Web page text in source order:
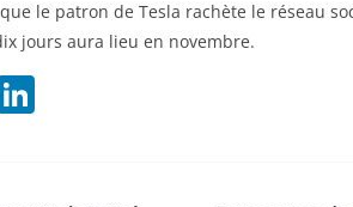
le patron de Tesla rachète le réseau
jours aura lieu en novembre.